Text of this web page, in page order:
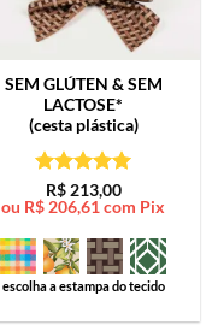
SEM GLÚTEN & SEM
LACTOSE*
(cesta plástica)
Avaliação5
de 5
R$213,00
ou R$ 206,61 com Pix
escolha a estampa do tecido